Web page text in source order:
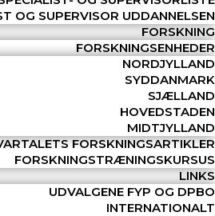
OG SUPERVISOR UDDANNELSEN
FORSKNING
FORSKNINGSENHEDER
NORDJYLLAND
SYDDANMARK
SJÆLLAND
HOVEDSTADEN
MIDTJYLLAND
FORSKNINGSARTIKLER
FORSKNINGSTRÆNINGSKURSUS
LINKS
UDVALGENE FYP OG DPBO
INTERNATIONALT